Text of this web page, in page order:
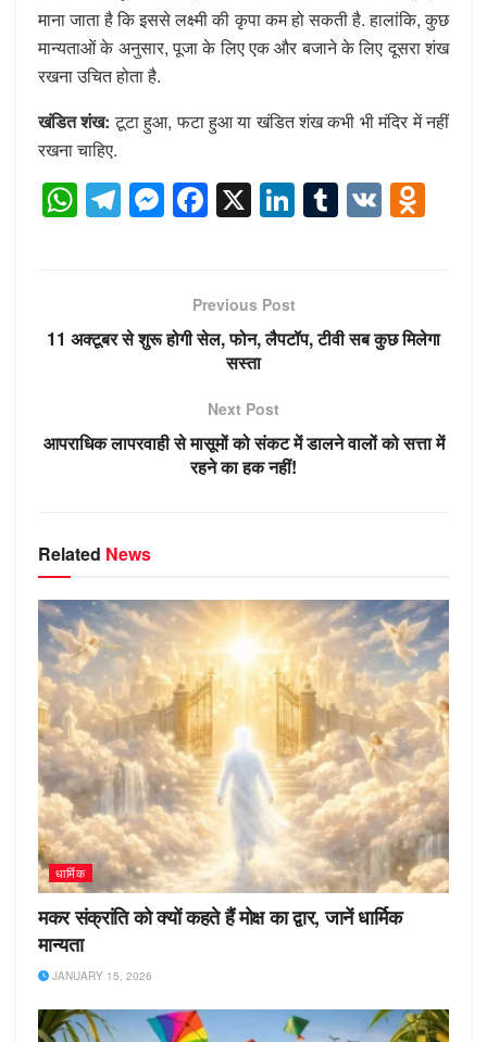
माना जाता है कि इससे लक्ष्मी की कृपा कम हो सकती है. हालांकि, कुछ
मान्यताओं के अनुसार, पूजा के लिए एक और बजाने के लिए दूसरा शंख
रखना उचित होता है.
खंडित शंख: टूटा हुआ, फटा हुआ या खंडित शंख कभी भी मंदिर में नहीं
रखना चाहिए.
W
h
A
T
el
a
M
e
n
F
a
e
b
o
o
k
X Li
n
dI
T
u
r
V
K
kl
ni
Previous Post
11 अक्टूबर से शुरू होगी सेल, फोन, लैपटॉप, टीवी सब कुछ मिलेगा
सस्ता
Next Post
आपराधिक लापरवाही से मासूमों को संकट में डालने वालों को सत्ता में
रहने का हक नहीं!
Related News
धार्मिक
मकर संक्रांति को क्यों कहते हैं मोक्ष का द्वार, जानें धार्मिक
मान्यता
JANUARY 15, 2026